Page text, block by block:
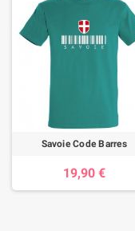
Savoie Code Barres
19,90 €